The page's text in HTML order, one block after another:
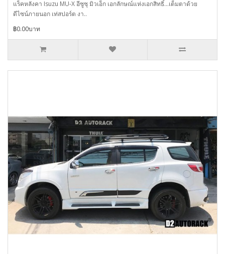
แร็คหลังคา Isuzu MU-X อีซูซุ มิวเอ็ก เอกลักษณ์แห่งเอกสิทธิ์…เต็มตาด้วย
ดีไซน์ภายนอก เท่สปอร์ต งา..
฿0.00บาท